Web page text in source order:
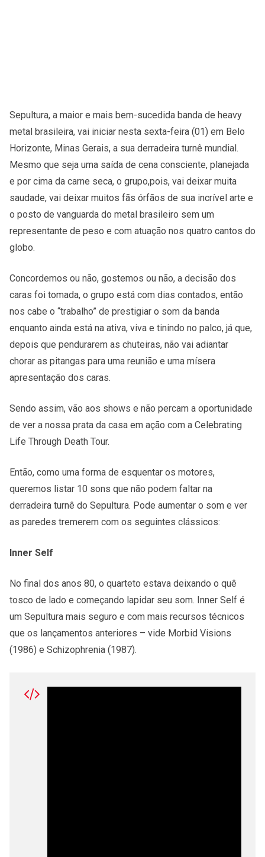
Sepultura, a maior e mais bem-sucedida banda de heavy
metal brasileira, vai iniciar nesta sexta-feira (01) em Belo
Horizonte, Minas Gerais, a sua derradeira turnê mundial.
Mesmo que seja uma saída de cena consciente, planejada
e por cima da carne seca, o grupo,pois, vai deixar muita
saudade, vai deixar muitos fãs órfãos de sua incrível arte e
o posto de vanguarda do metal brasileiro sem um
representante de peso e com atuação nos quatro cantos do
globo.
Concordemos ou não, gostemos ou não, a decisão dos
caras foi tomada, o grupo está com dias contados, então
nos cabe o “trabalho” de prestigiar o som da banda
enquanto ainda está na ativa, viva e tinindo no palco, já que,
depois que pendurarem as chuteiras, não vai adiantar
chorar as pitangas para uma reunião e uma mísera
apresentação dos caras.
Sendo assim, vão aos shows e não percam a oportunidade
de ver a nossa prata da casa em ação com a Celebrating
Life Through Death Tour.
Então, como uma forma de esquentar os motores,
queremos listar 10 sons que não podem faltar na
derradeira turnê do Sepultura. Pode aumentar o som e ver
as paredes tremerem com os seguintes clássicos:
Inner Self
No final dos anos 80, o quarteto estava deixando o quê
tosco de lado e começando lapidar seu som. Inner Self é
um Sepultura mais seguro e com mais recursos técnicos
que os lançamentos anteriores – vide Morbid Visions
(1986) e Schizophrenia (1987).